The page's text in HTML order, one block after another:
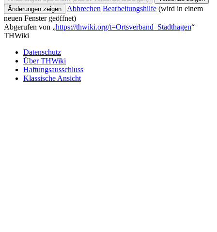
Abbrechen Bearbeitungshilfe (wird in einem
neuen Fenster geöffnet)
Abgerufen von „https://thwiki.org/t=Ortsverband_Stadthagen“
THWiki
Datenschutz
Über THWiki
Haftungsausschluss
Klassische Ansicht